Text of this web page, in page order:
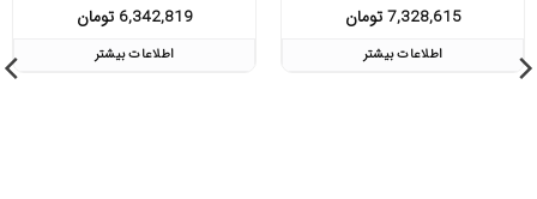
7,328,615 تومان
اطلاعات بیشتر
6,342,819 تومان
اطلاعات بیشتر